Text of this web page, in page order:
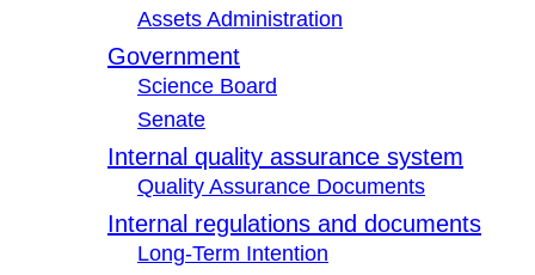
Assets Administration
Government
Science Board
Senate
Internal quality assurance system
Quality Assurance Documents
Internal regulations and documents
Long-Term Intention